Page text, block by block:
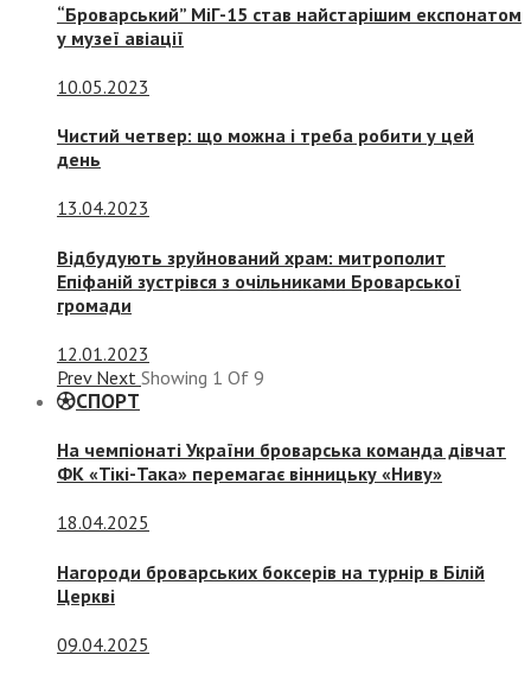
“Броварський” МіГ-15 став найстарішим експонатом
у музеї авіації
10.05.2023
Чистий четвер: що можна і треба робити у цей
день
13.04.2023
Відбудують зруйнований храм: митрополит
Епіфаній зустрівся з очільниками Броварської
громади
12.01.2023
Prev Next Showing 1 Of 9
СПОРТ
На чемпіонаті України броварська команда дівчат
ФК «Тікі-Така» перемагає вінницьку «Ниву»
18.04.2025
Нагороди броварських боксерів на турнір в Білій
Церкві
09.04.2025